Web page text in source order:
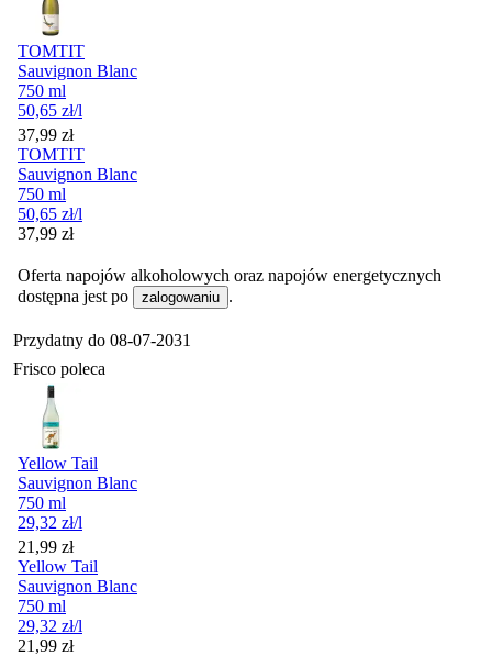
TOMTIT
Sauvignon Blanc
750 ml
50,65 zł/l
Cena
37,99 zł
TOMTIT
Sauvignon Blanc
750 ml
50,65 zł/l
Cena
37,99 zł
Oferta napojów alkoholowych oraz napojów energetycznych
dostępna jest po
zalogowaniu .
Przydatny do 08-07-2031
Frisco poleca
Yellow Tail
Sauvignon Blanc
750 ml
29,32 zł/l
Cena
21,99 zł
Yellow Tail
Sauvignon Blanc
750 ml
29,32 zł/l
Cena
21,99 zł